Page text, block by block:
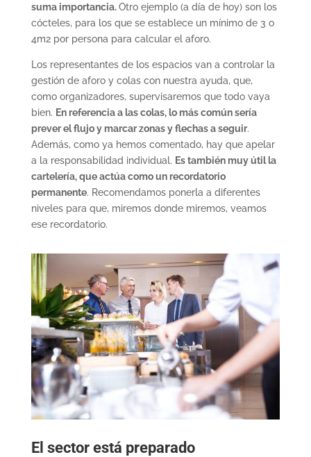
suma importancia.Otro ejemplo (a día de hoy) son los
cócteles, para los que se establece un mínimo de 3 o
4m2 por persona para calcular el aforo.
Los representantes de los espacios van a controlar la
gestión de aforo y colas con nuestra ayuda, que,
como organizadores, supervisaremos que todo vaya
bien. En referencia a las colas, lo más común sería
prever el flujo y marcar zonas y flechas a seguir.
Además, como ya hemos comentado, hay que apelar
a la responsabilidad individual. Es también muy útil la
cartelería, que actúa como un recordatorio
permanente. Recomendamos ponerla a diferentes
niveles para que, miremos donde miremos, veamos
ese recordatorio.
El sector está preparado